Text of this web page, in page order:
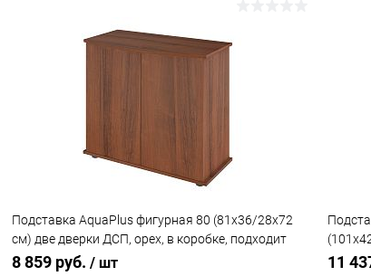
Подставка AquaPlus фигурная 80 (81x36/28x72
см) две дверки ДСП, орех, в коробке, подходит
для модели аквариума LUX Ф115
8 859 руб. / шт 11